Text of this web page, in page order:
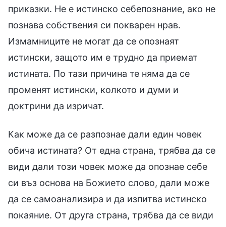
приказки. Не е истинско себепознание, ако не
познава собствения си покварен нрав.
Измамниците не могат да се опознаят
истински, защото им е трудно да приемат
истината. По тази причина те няма да се
променят истински, колкото и думи и
доктрини да изричат.
Как може да се разпознае дали един човек
обича истината? От една страна, трябва да се
види дали този човек може да опознае себе
си въз основа на Божието слово, дали може
да се самоанализира и да изпитва истинско
покаяние. От друга страна, трябва да се види